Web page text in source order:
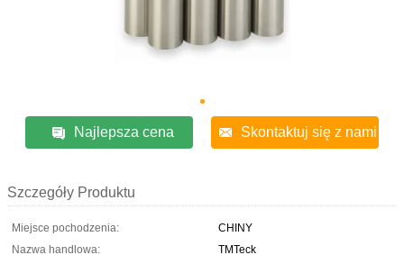
Najlepsza cena Skontaktuj się z nami
Szczegóły Produktu
Miejsce pochodzenia:
CHINY
Nazwa handlowa:
TMTeck